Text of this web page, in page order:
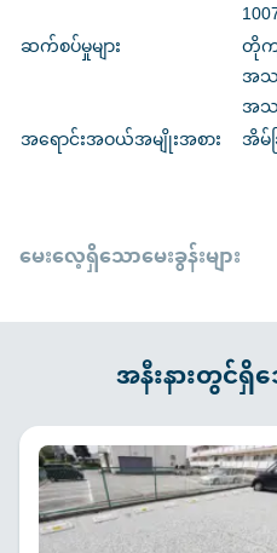
ဆက်စပ်မှုများ
တိုက
အသ
အသ
အရောင်းအဝယ်အမျိုးအစား
အိမ်
မေးလေ့ရှိသောမေးခွန်းများ
Q 1. လက်လွှာတင်သည့်အခါ လို
စာချုပ်ချုပ်ဆိုထားသောကားပါ
ပါသည်။အောက်ပါစာရွက်စာတမ်
ရပ်ထားသောယာဉ်များအတွက်
လက်မှတ် ၊ (ကုမ္ပဏီအမည်ဖြင့်စ
ထုတ်ထားသော မှတ်ပုံတင်ထားသေ
အနီးနားတွင်ရှိ